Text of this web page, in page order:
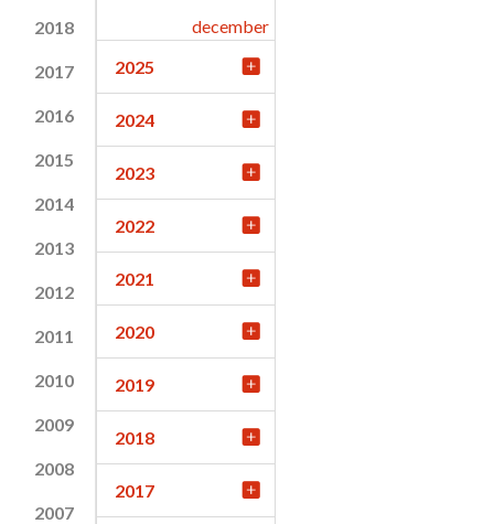
2018
2017
2016
2015
2014
2013
2012
2011
2010
2009
2008
2007
december
2025
2024
2023
2022
2021
2020
2019
2018
2017